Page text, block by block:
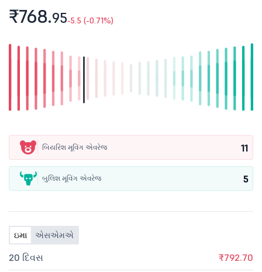
₹768.95-5.5 (-0.71%)
બિયરિશ મૂવિંગ એવરેજ 11
બુલિશ મૂવિંગ એવરેજ 5
ઇમા એસએમએ
20 દિવસ ₹792.70